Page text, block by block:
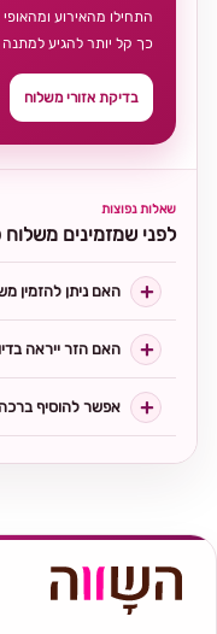
התחילו מהאירוע
כך קל יותר להגיע
בדיקת אזורי משלוח
שאלות נפוצות
לפני שמזמינים
האם ניתן להזמין
האם הזר ייראה
אפשר להוסיף